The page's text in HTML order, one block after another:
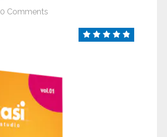
0 Comments